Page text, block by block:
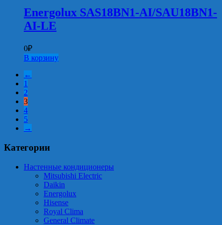
Energolux SAS18BN1-AI/SAU18BN1-
AI-LE
0₽
В корзину
←
1
2
3
4
5
→
Категории
Настенные кондиционеры
Mitsubishi Electric
Daikin
Energolux
Hisense
Royal Clima
General Climate